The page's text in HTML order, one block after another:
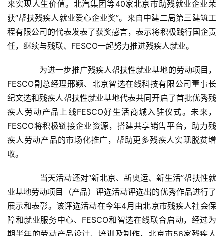
财
经
商
I
科
技
经
融
互
联
来实现人生价值。北汽集团等40家北京市助残就业企业荣
获“帮扶残疾人就业爱心企业奖”。来自中建二局第三建筑工
程有限公司的代表发表了获奖感言，表示将积极践行国企责
任，继续与残联、FESCO一起努力推进残疾人就业。
为进一步推广残疾人帮扶性就业基地的劳动项目，
FESCO副总经理邢颖、北京智选在线科技有限公司董事长
纪文选和残疾人帮扶性就业基地代表共同开启了首批优秀残
疾人劳动产品上线FESCO好生活商城入驻仪式。未来，
FESCO将积极链接企业资源，搭建共享销售平台，助力残
疾人劳动产品的市场化推广，帮助更多残疾人实现脱贫增
收。
当天活动还对“新北京、新奥运、新生活”帮扶性就
业基地劳动项目（产品）评选活动评选出的优秀作品进行了
展示和表彰。该评选活动在今年4月由北京市残疾人社会保
障和就业服务中心、FESCO和智选在线联合启动，经过为